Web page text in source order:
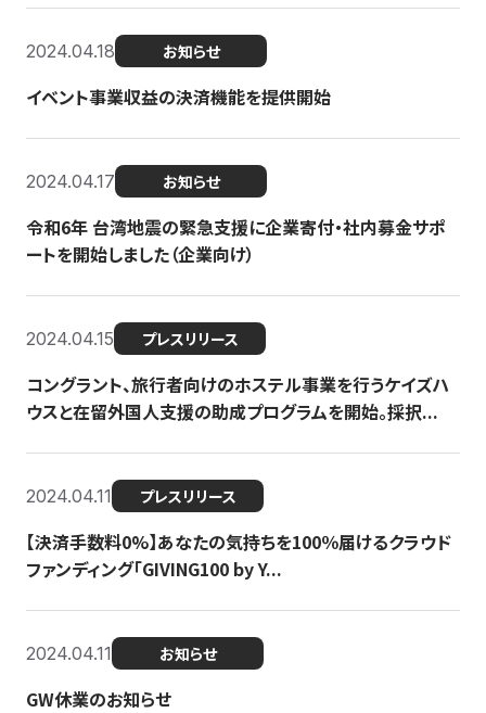
2024.04.18 お知らせ
イベント事業収益の決済機能を提供開始
2024.04.17 お知らせ
令和6年 台湾地震の緊急支援に企業寄付・社内募金サポ
ートを開始しました（企業向け）
2024.04.15 プレスリリース
コングラント、旅行者向けのホステル事業を行うケイズハ
ウスと在留外国人支援の助成プログラムを開始。採択...
2024.04.11 プレスリリース
【決済手数料0%】あなたの気持ちを100％届けるクラウド
ファンディング「GIVING100 by Y...
2024.04.11 お知らせ
GW休業のお知らせ